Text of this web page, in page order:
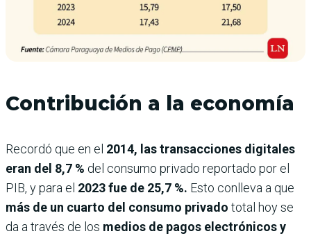
Contribución a la economía
Recordó que en el 2014, las transacciones digitales
eran del 8,7 % del consumo privado reportado por el
PIB, y para el 2023 fue de 25,7 %. Esto conlleva a que
más de un cuarto del consumo privado total hoy se
da a través de los medios de pagos electrónicos y